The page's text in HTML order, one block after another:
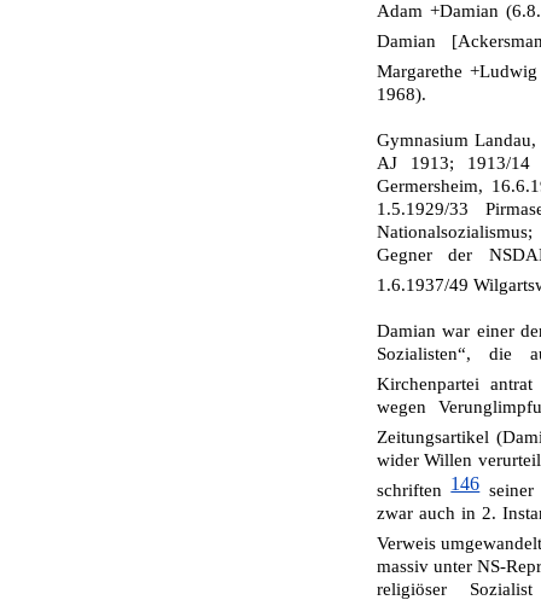
Adam +Damian
Damian
Margarethe
1968).
Gymnasium
AJ 1913; 1913/14
Germersheim,
1.5.1929/33
Gegner der
1.6.1937/49
Damian war einer
Sozialisten“, die
Kirchenpartei
wegen
Zeitungsartikel
wider Willen
schriften146seiner
zwar auch in 2.
Verweis
massiv unter NS-
religiöser